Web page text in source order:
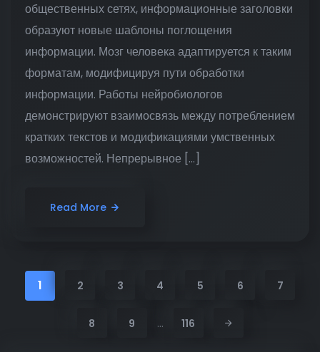
общественных сетях, информационные заголовки
образуют новые шаблоны поглощения
информации. Мозг человека адаптируется к таким
форматам, модифицируя пути обработки
информации. Работы нейробиологов
демонстрируют взаимосвязь между потреблением
кратких текстов и модификациями умственных
возможностей. Непрерывное […]
Read More
1 2 3 4 5 6 7
8 9 … 116